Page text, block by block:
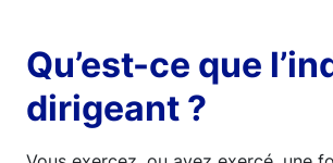
Qu’est-ce que
dirigeant ?